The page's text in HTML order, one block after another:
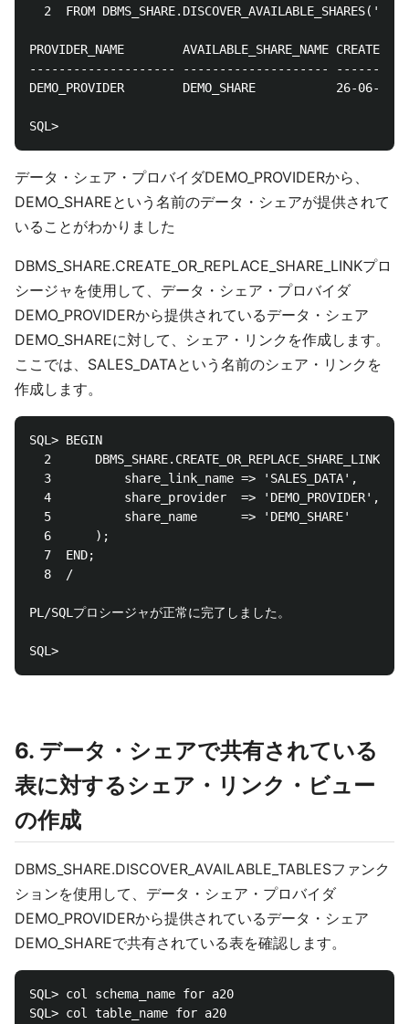
2  FROM
PROVIDER_NAME	     AVAILABLE_SHARE_NAME CREATED
-------------------- --------------------
DEMO_PROVIDER	     DEMO_SHARE 	      26-06-23 23:53:45.243132
データ・シェア・プロバイダDEMO_PROVIDERから、
DEMO_SHAREという名前のデータ・シェアが提供されて
いることがわかりました
DBMS_SHARE.CREATE_OR_REPLACE_SHARE_LINKプロ
シージャを使用して、データ・シェア・プロバイダ
DEMO_PROVIDERから提供されているデータ・シェア
DEMO_SHAREに対して、シェア・リンクを作成します。
ここでは、SALES_DATAという名前のシェア・リンクを
作成します。
SQL> BEGIN
  2      DBMS_SHARE.CREATE_OR_REPLACE_SHARE_LINK(
  3          share_link_name => 'SALES_DATA',
  4          share_provider  => 'DEMO_PROVIDER',
  5          share_name      => 'DEMO_SHARE'
  6      );
  7  END;
  8  /
PL/SQLプロシージャが正常に完了しました。
6. データ・シェアで共有されている
表に対するシェア・リンク・ビュー
の作成
DBMS_SHARE.DISCOVER_AVAILABLE_TABLESファンク
ションを使用して、データ・シェア・プロバイダ
DEMO_PROVIDERから提供されているデータ・シェア
DEMO_SHAREで共有されている表を確認します。
SQL> col schema_name for a20
SQL> col table_name for a20